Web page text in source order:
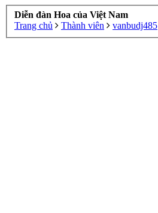
Diễn đàn Hoa của Việt Nam
Trang chủ
Thành viên vanbudj485